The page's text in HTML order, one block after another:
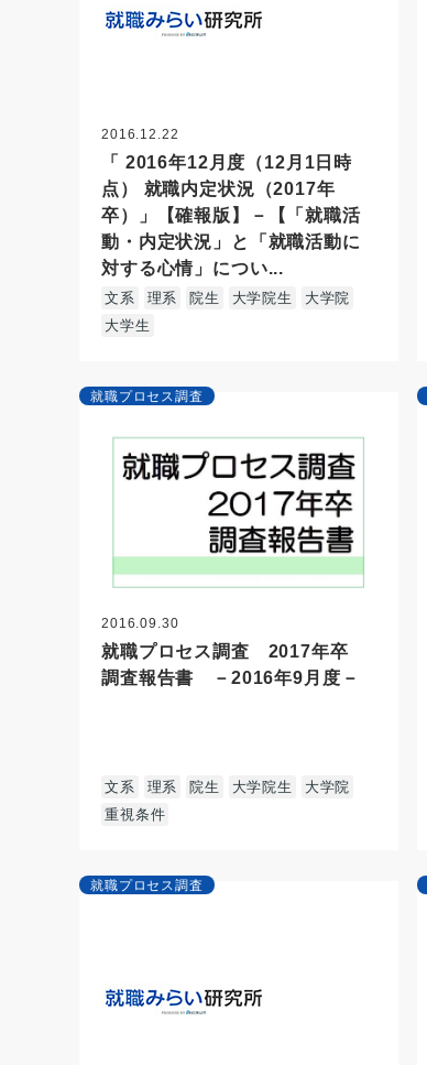
2016.12.22
「 2016年12月度（12月1日時
点） 就職内定状況（2017年
卒）」【確報版】－【「就職活
動・内定状況」と「就職活動に
対する心情」につい...
文系 理系 院生 大学院生
大学院
大学生
就職プロセス調査
2016.09.30
就職プロセス調査 2017年卒
調査報告書 －2016年9月度－
文系 理系 院生 大学院生
大学院
重視条件
就職プロセス調査